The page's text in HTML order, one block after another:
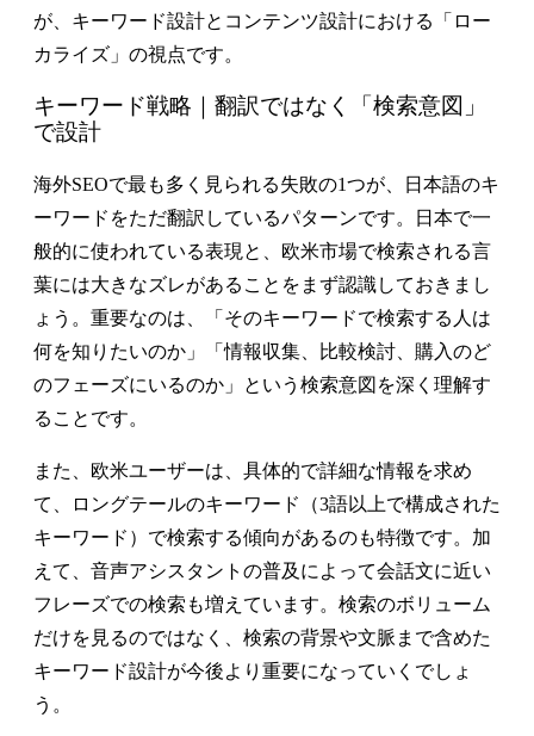
が、キーワード設計とコンテンツ設計における「ロー
カライズ」の視点です。
キーワード戦略｜翻訳ではなく「検索意図」
で設計
海外SEOで最も多く見られる失敗の1つが、日本語のキ
ーワードをただ翻訳しているパターンです。日本で一
般的に使われている表現と、欧米市場で検索される言
葉には大きなズレがあることをまず認識しておきまし
ょう。重要なのは、「そのキーワードで検索する人は
何を知りたいのか」「情報収集、比較検討、購入のど
のフェーズにいるのか」という検索意図を深く理解す
ることです。
また、欧米ユーザーは、具体的で詳細な情報を求め
て、ロングテールのキーワード（3語以上で構成された
キーワード）で検索する傾向があるのも特徴です。加
えて、音声アシスタントの普及によって会話文に近い
フレーズでの検索も増えています。検索のボリューム
だけを見るのではなく、検索の背景や文脈まで含めた
キーワード設計が今後より重要になっていくでしょ
う。